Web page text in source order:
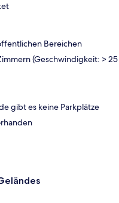
Bereichen
(Geschwindigkeit: > 25
gibt es keine Parkplätze